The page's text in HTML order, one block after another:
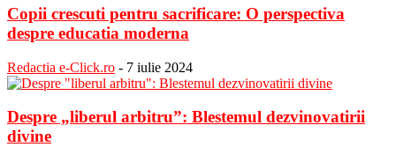
Copii crescuti pentru sacrificare: O perspectiva
despre educatia moderna
Redactia e-Click.ro - 7 iulie 2024
Despre „liberul arbitru”: Blestemul dezvinovatirii
divine